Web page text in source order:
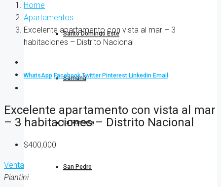
Santo Domingo Este
Samaná
La Romana
San Pedro
Home
Apartamentos
Excelente apartamento con vista al mar – 3
habitaciones – Distrito Nacional
WhatsApp FacebookTwitter Pinterest Linkedin Email
Excelente apartamento con vista al mar
– 3 habitaciones – Distrito Nacional
$400,000
Venta
Piantini